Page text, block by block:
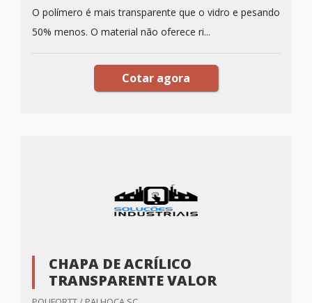
O polímero é mais transparente que o vidro e pesando
50% menos. O material não oferece ri...
Cotar agora
CHAPA DE ACRÍLICO
TRANSPARENTE VALOR